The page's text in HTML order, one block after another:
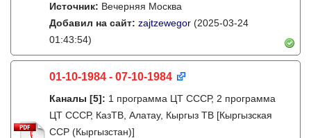
Источник: Вечерняя Москва
Добавил на сайт: zajtzewegor (2025-03-24
01:43:54)
01-10-1984 - 07-10-1984
Каналы [5]: 1 программа ЦТ СССР, 2 программа
ЦТ СССР, КазТВ, Алатау, Кыргыз ТВ [Кыргызская
ССР (Кыргызстан)]